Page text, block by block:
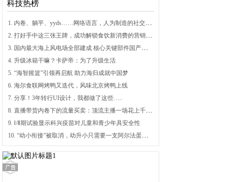
科技热榜
1. 内卷、躺平、yyds……网络语言，人为制造的社交屏障？
2. 打好手中这三张王牌，成功解锁食饮新消费的营销密码
3. 国内最大海上风电场全部建成 核心关键部件国产化攻关未来可期
4. 升级冰箱干嘛？卡萨帝：为了升级生活
5. “海智摇篮”引领再启航 助力海归成就中国梦
6. 海尔食联网烤鸭又迭代，风味北京烤鸭上线
7. 分享！3年转行UI设计，我都做了这些…..
8. 直播带货内卷下的流量买卖：顶流主播一场花上千万元，红利消退焦虑暴增
9. Ⅰ/Ⅱ期试验显示科兴疫苗对儿童和青少年具安全性
10. “幼小衔接”被取消，幼升小只需要一支阿尔法蛋词典笔